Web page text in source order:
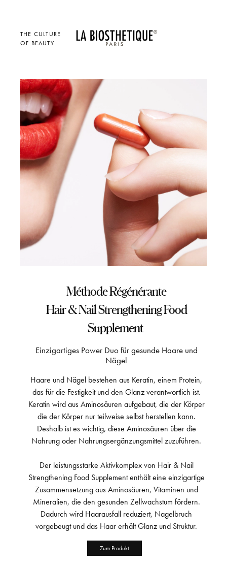
THE CULTURE
OF BEAUTY
Méthode Régénérante
Hair & Nail Strengthening Food
Supplement
Einzigartiges Power Duo für gesunde Haare und
Nägel
Haare und Nägel bestehen aus Keratin, einem Protein,
das für die Festigkeit und den Glanz verantwortlich ist.
Keratin wird aus Aminosäuren aufgebaut, die der Körper
die der Körper nur teilweise selbst herstellen kann.
Deshalb ist es wichtig, diese Aminosäuren über die
Nahrung oder Nahrungsergänzungsmittel zuzuführen.
Der leistungsstarke Aktivkomplex von Hair & Nail
Strengthening Food Supplement enthält eine einzigartige
Zusammensetzung aus Aminosäuren, Vitaminen und
Mineralien, die den gesunden Zellwachstum fördern.
Dadurch wird Haarausfall reduziert, Nagelbruch
vorgebeugt und das Haar erhält Glanz und Struktur.
Zum Produkt